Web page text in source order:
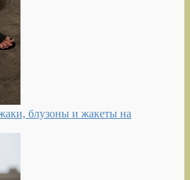
блузоны и жакеты на